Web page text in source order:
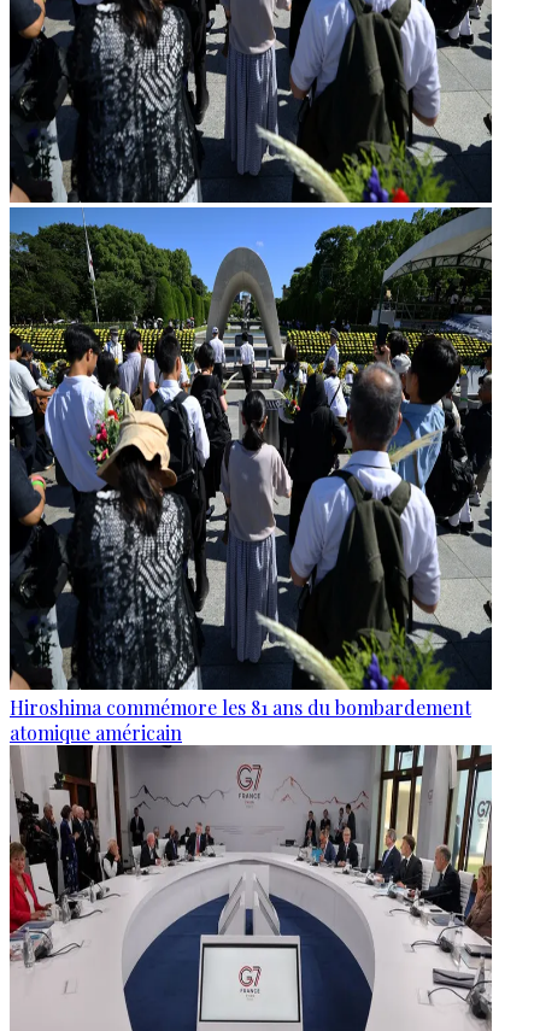
Hiroshima commémore les 81 ans du bombardement
atomique américain